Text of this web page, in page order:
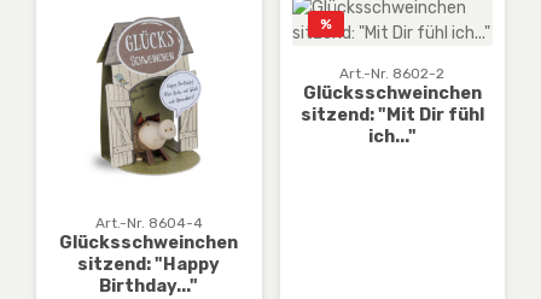
Art.-Nr. 8604-4
Glücksschweinchen
sitzend: "Happy
Birthday..."
Rabatt
%
Art.-Nr. 8602-2
Glücksschweinchen
sitzend: "Mit Dir fühl
ich..."